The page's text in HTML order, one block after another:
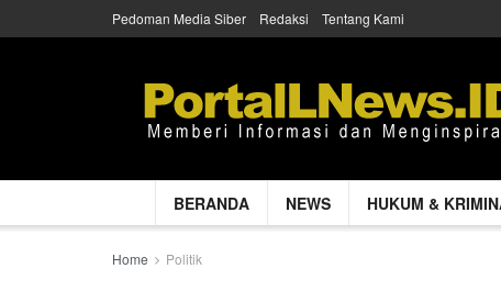
Pedoman Media Siber Redaksi Tentang Kami
BERANDA NEWS HUKUM &
Home Politik